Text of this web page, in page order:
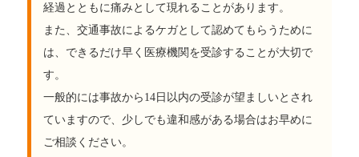
経過とともに痛みとして現れることがあります。
また、交通事故によるケガとして認めてもらうために
は、できるだけ早く医療機関を受診することが大切で
す。
一般的には事故から14日以内の受診が望ましいとされ
ていますので、少しでも違和感がある場合はお早めに
ご相談ください。